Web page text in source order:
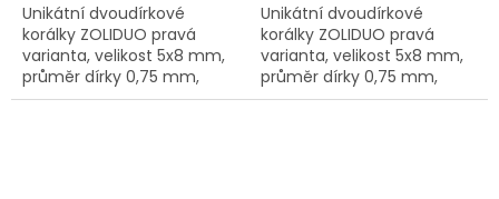
Unikátní dvoudírkové
korálky ZOLIDUO pravá
varianta, velikost 5x8 mm,
průměr dírky 0,75 mm,
obsah balení 20 ks nebo
Unikátní dvoudírkové
korálky ZOLIDUO pravá
varianta, velikost 5x8 mm,
průměr dírky 0,75 mm,
obsah balení 20 ks nebo